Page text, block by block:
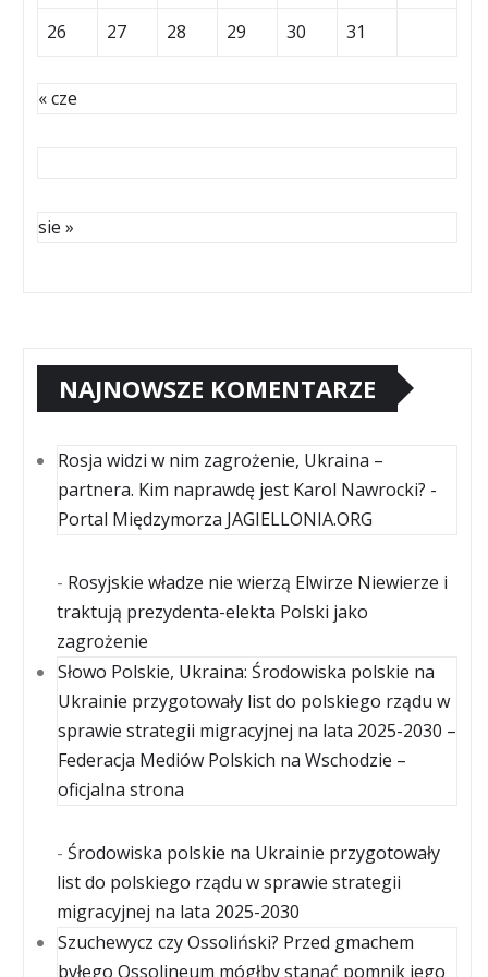
26 27 28 29 30 31
« cze
sie »
NAJNOWSZE KOMENTARZE
Rosja widzi w nim zagrożenie, Ukraina –
partnera. Kim naprawdę jest Karol Nawrocki? -
Portal Międzymorza JAGIELLONIA.ORG
- Rosyjskie władze nie wierzą Elwirze Niewierze i
traktują prezydenta-elekta Polski jako
zagrożenie
Słowo Polskie, Ukraina: Środowiska polskie na
Ukrainie przygotowały list do polskiego rządu w
sprawie strategii migracyjnej na lata 2025-2030 –
Federacja Mediów Polskich na Wschodzie –
oficjalna strona
- Środowiska polskie na Ukrainie przygotowały
list do polskiego rządu w sprawie strategii
migracyjnej na lata 2025-2030
Szuchewycz czy Ossoliński? Przed gmachem
byłego Ossolineum mógłby stanąć pomnik jego